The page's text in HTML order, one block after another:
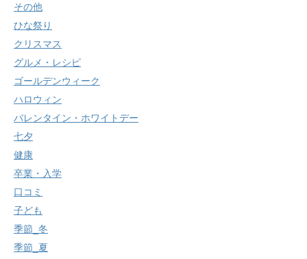
その他
ひな祭り
クリスマス
グルメ・レシピ
ゴールデンウィーク
ハロウィン
バレンタイン・ホワイトデー
七夕
健康
卒業・入学
口コミ
子ども
季節_冬
季節_夏